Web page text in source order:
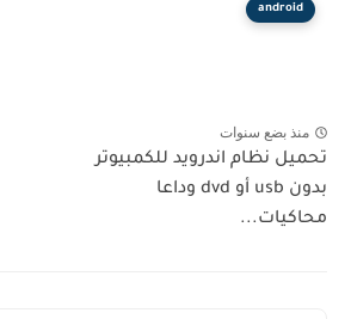
android
منذ بضع سنوات
تحميل نظام اندرويد للكمبيوتر
بدون usb أو dvd وداعا
محاكيات...